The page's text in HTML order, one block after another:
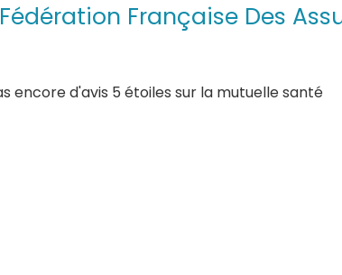
Française Des
encore d'avis 5 étoiles sur la mutuelle santé